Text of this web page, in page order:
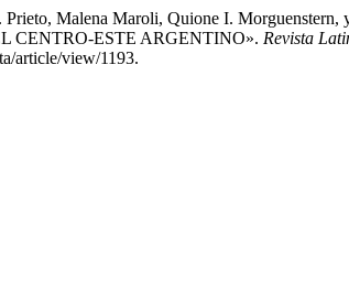
Prieto, Malena Maroli, Quione I.
CENTRO-ESTE ARGENTINO». Revista
article/view/1193.